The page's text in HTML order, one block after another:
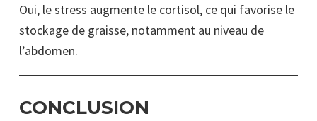
Oui, le stress augmente le cortisol, ce qui favorise le
stockage de graisse, notamment au niveau de
l’abdomen.
CONCLUSION